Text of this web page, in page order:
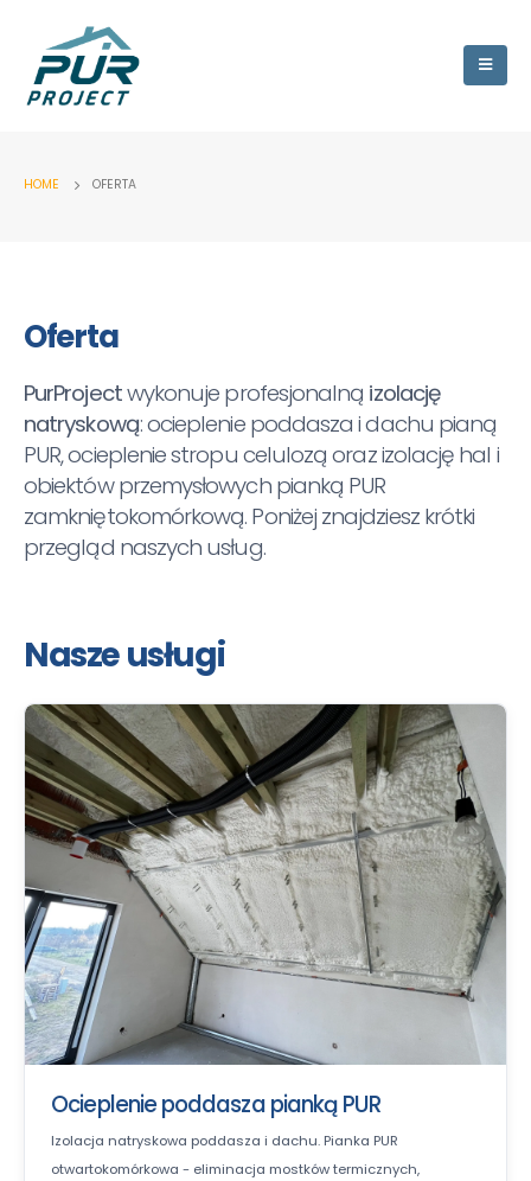
HOME OFERTA
Oferta
PurProjectwykonuje profesjonalną izolację
natryskową: ocieplenie poddasza i dachu pianą
PUR, ocieplenie stropu celulozą oraz izolację hal i
obiektów przemysłowych pianką PUR
zamkniętokomórkową. Poniżej znajdziesz krótki
przegląd naszych usług.
Nasze usługi
Ocieplenie poddasza pianką PUR
Izolacja natryskowa poddasza i dachu. Pianka PUR
otwartokomórkowa - eliminacja mostków termicznych,